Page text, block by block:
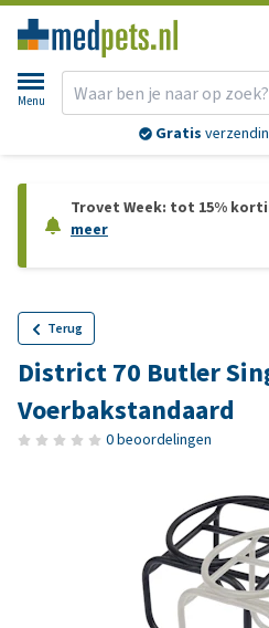
Menu
Gratis
Trovet Week: tot 15%
meer
Terug
District 70 Butler
Voerbakstandaard
0 beoordelingen